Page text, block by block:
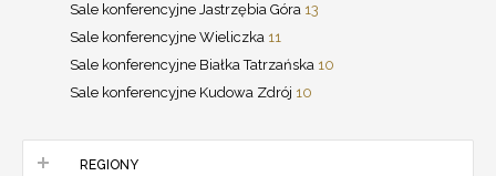
Sale konferencyjne Jastrzębia Góra 13
Sale konferencyjne Wieliczka 11
Sale konferencyjne Białka Tatrzańska 10
Sale konferencyjne Kudowa Zdrój 10
REGIONY